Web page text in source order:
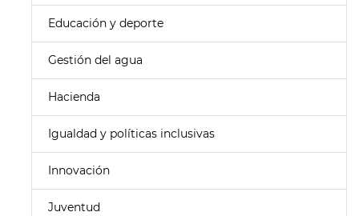
Educación y deporte
Gestión del agua
Hacienda
Igualdad y políticas inclusivas
Innovación
Juventud